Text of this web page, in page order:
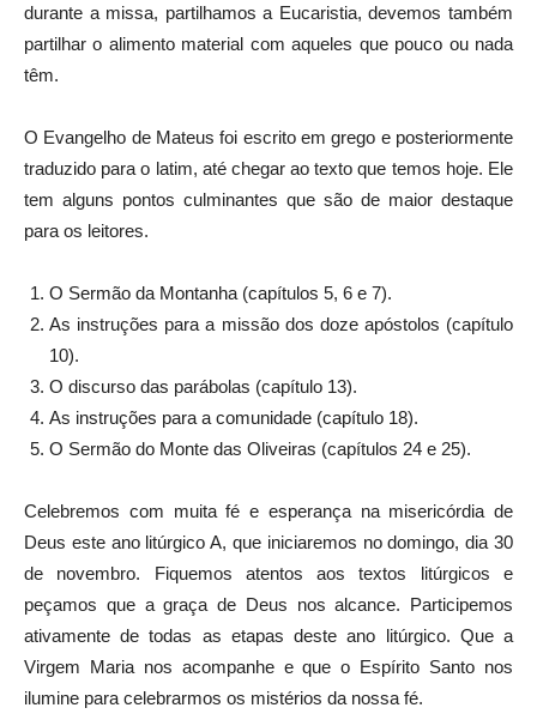
durante a missa, partilhamos a Eucaristia, devemos também
partilhar o alimento material com aqueles que pouco ou nada
têm.
O Evangelho de Mateus foi escrito em grego e posteriormente
traduzido para o latim, até chegar ao texto que temos hoje. Ele
tem alguns pontos culminantes que são de maior destaque
para os leitores.
O Sermão da Montanha (capítulos 5, 6 e 7).
As instruções para a missão dos doze apóstolos (capítulo
10).
O discurso das parábolas (capítulo 13).
As instruções para a comunidade (capítulo 18).
O Sermão do Monte das Oliveiras (capítulos 24 e 25).
Celebremos com muita fé e esperança na misericórdia de
Deus este ano litúrgico A, que iniciaremos no domingo, dia 30
de novembro. Fiquemos atentos aos textos litúrgicos e
peçamos que a graça de Deus nos alcance. Participemos
ativamente de todas as etapas deste ano litúrgico. Que a
Virgem Maria nos acompanhe e que o Espírito Santo nos
ilumine para celebrarmos os mistérios da nossa fé.